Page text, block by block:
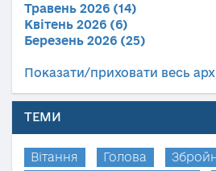
Травень 2026 (14)
Квітень 2026 (6)
Березень 2026 (25)
Показати/приховати весь
ТЕМИ
Вітання Голова